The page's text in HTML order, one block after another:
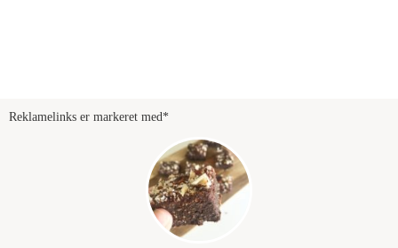
Reklamelinks er markeret med*